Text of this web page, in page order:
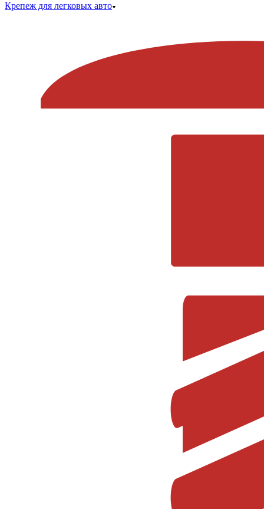
Крепеж для легковых авто